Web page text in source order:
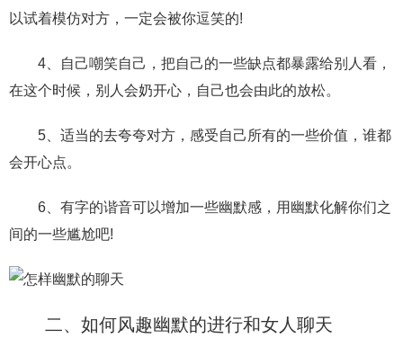
以试着模仿对方，一定会被你逗笑的!
4、自己嘲笑自己，把自己的一些缺点都暴露给别人看，
在这个时候，别人会奶开心，自己也会由此的放松。
5、适当的去夸夸对方，感受自己所有的一些价值，谁都
会开心点。
6、有字的谐音可以增加一些幽默感，用幽默化解你们之
间的一些尴尬吧!
二、如何风趣幽默的进行和女人聊天